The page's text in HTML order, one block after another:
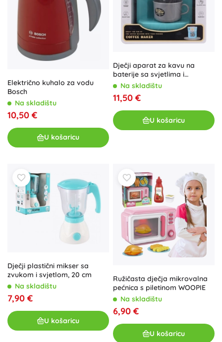
Električno kuhalo za vodu
Bosch
Na skladištu
10,50 €
U košaricu
Dječji aparat za kavu na
baterije sa svjetlima i
zvukovima
Na skladištu
11,50 €
U košaricu
Dječji plastični mikser sa
zvukom i svjetlom, 20 cm
Na skladištu
7,90 €
U košaricu
Ružičasta dječja mikrovalna
pećnica s piletinom WOOPIE
Na skladištu
6,90 €
U košaricu